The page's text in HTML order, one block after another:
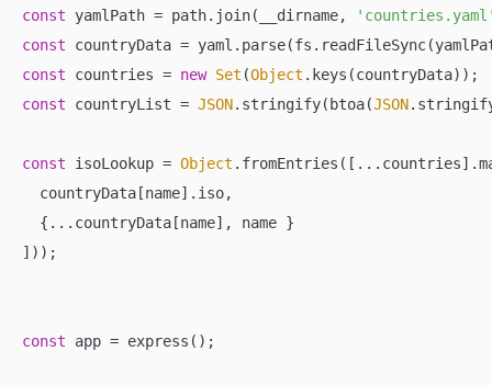
const yamlPath = path.join(__dirname,
const
const countries = new Set (Object
const countryList = JSON.stringify(btoa(JSON
const isoLookup = Object
  countryData[name].iso,
  {...countryData[name], name }
]));
const app = express();